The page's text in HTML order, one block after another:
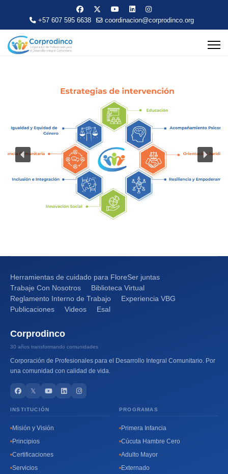
+57 607 595 6638 coordinacion@corprodinco.org
Herramientas de cuidado para FloreSer juntas
Trabaje Con Nosotros
Biblioteca Virtual
Reglamento Interno de Trabajo
Experiencia VBG
Publicaciones
Videos Esal
Corprodinco
30 años transformando comunidades
Corporación de Profesionales para el Desarrollo Integral Comunitario. Por
una comunidad con calidad de vida.
𝕏
INSTITUCIÓN
Misión y Visión
Principios
Certificaciones
Servicios
PROGRAMAS
Primera Infancia
Cúcuta Hambre Cero
Adulto Mayor
Externado